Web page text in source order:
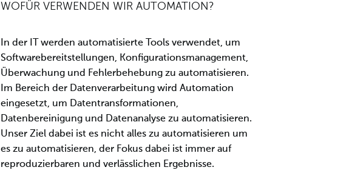
WOFÜR VERWENDEN WIR AUTOMATION?
In der IT werden automatisierte Tools verwendet, um
Softwarebereitstellungen, Konfigurationsmanagement,
Überwachung und Fehlerbehebung zu automatisieren.
Im Bereich der Datenverarbeitung wird Automation
eingesetzt, um Datentransformationen,
Datenbereinigung und Datenanalyse zu automatisieren.
Unser Ziel dabei ist es nicht alles zu automatisieren um
es zu automatisieren, der Fokus dabei ist immer auf
reproduzierbaren und verlässlichen Ergebnisse.